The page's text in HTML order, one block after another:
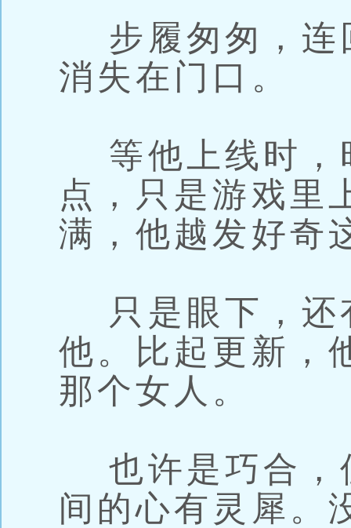
步履匆匆，连
消失在门口。
等他上线时，
点，只是游戏里
满，他越发好奇
只是眼下，还
他。比起更新，
那个女人。
也许是巧合，
间的心有灵犀。